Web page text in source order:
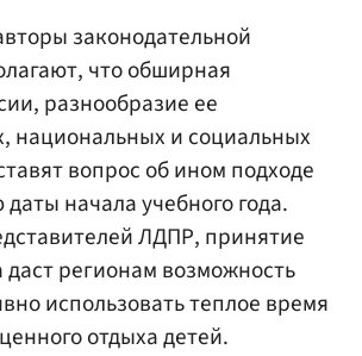
законодательной
что обширная
разнообразие ее
национальных и социальных
вопрос об ином подходе
начала учебного года.
ЛДПР, принятие
даст регионам возможность
использовать теплое время
отдыха детей.